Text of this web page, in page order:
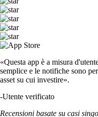
«Questa app è a misura
semplice e le notifiche sono
asset su cui investire».
-Utente verificato
Recensioni basate su casi